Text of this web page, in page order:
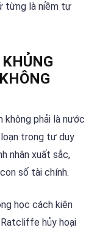
từng là niềm tự
không phải là nước
trong tư duy
nhân xuất sắc,
số tài chính.
học cách kiên
hủy hoại